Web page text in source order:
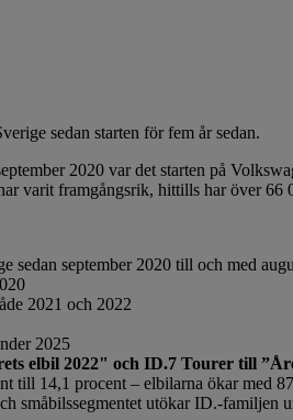
sedan starten för fem år sedan.
2020 var det starten på
varit framgångsrik, hittills har över
sedan september 2020 till och med
2021 och 2022
2025
elbil 2022" och ID.7 Tourer till
till 14,1 procent – elbilarna ökar med
småbilssegmentet utökar ID.-familjen